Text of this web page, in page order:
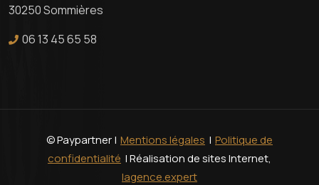
30250 Sommières
06 13 45 65 58
© Paypartner | Mentions légales | Politique de
confidentialité | Réalisation de sites Internet,
lagence.expert